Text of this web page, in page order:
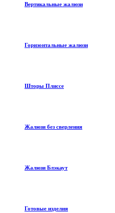
Вертикальные жалюзи
Горизонтальные жалюзи
Шторы Плиссе
Жалюзи без сверления
Жалюзи Блэкаут
Готовые изделия